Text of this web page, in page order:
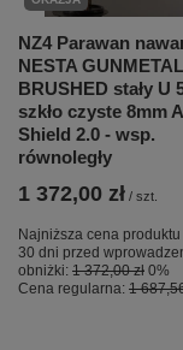
NZ4 Parawan
NESTA GUNMETAL
BRUSHED stały U
szkło czyste 8mm
Shield 2.0 - wsp.
równoległy
1 372,00 zł / szt.
Najniższa cena
30 dni przed
obniżki: 1 372,00 zł 0%
Cena regularna: 1